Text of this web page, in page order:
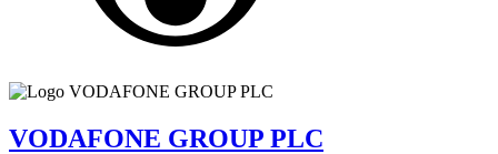
VODAFONE GROUP PLC